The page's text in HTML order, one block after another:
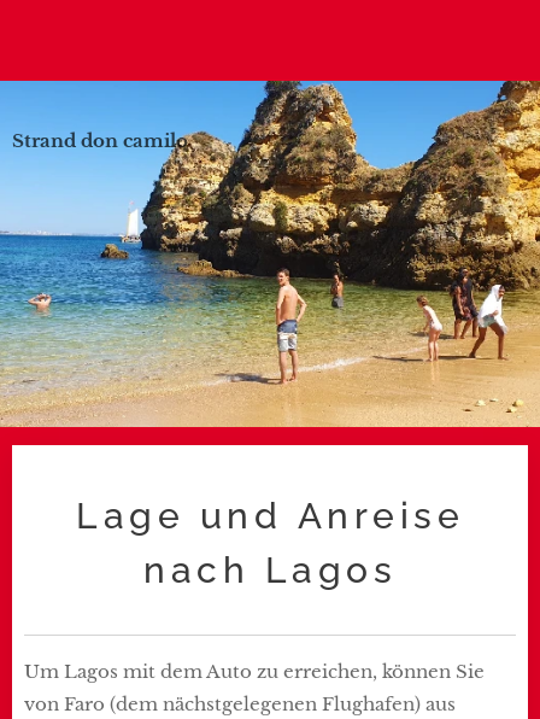
Strand don camilo
Lage und Anreise
nach Lagos
Um Lagos mit dem Auto zu erreichen, können Sie
von Faro (dem nächstgelegenen Flughafen) aus